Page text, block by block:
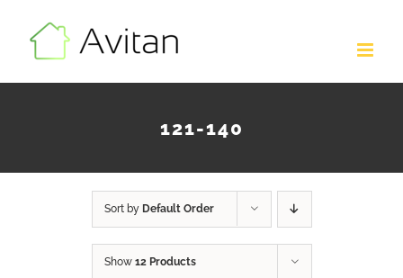
121-140
Sort by Default Order
Show 12 Products